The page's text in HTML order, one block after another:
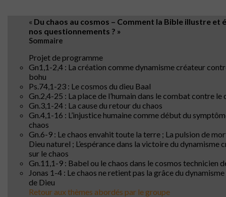
« Du chaos au cosmos – Comment la Bible illustre et
nos questionnements ? »
Sommaire
Projet de programme
Gn1,1-2,4 : La création comme dynamisme créateur
bohu
Ps.74,1-23 : Le cosmos du dieu Baal
Gn.2,4-25 : La place de l’humain dans le combat contre le
Gn.3,1-24 : La cause du retour du chaos
Gn.4,1-16 : L’injustice humaine comme début du
chaos
Gn.6-9 : Le chaos envahit toute la terre ; La pulsion de
Dieu naturel ; L’espérance dans la victoire du dynamisme
sur le chaos
Gn.11,1-9 : Babel ou le chaos dans le cosmos technicien
Jonas 1-4 : Le chaos ne retient pas la grâce du
de Dieu
Retour aux thèmes abordés par le groupe